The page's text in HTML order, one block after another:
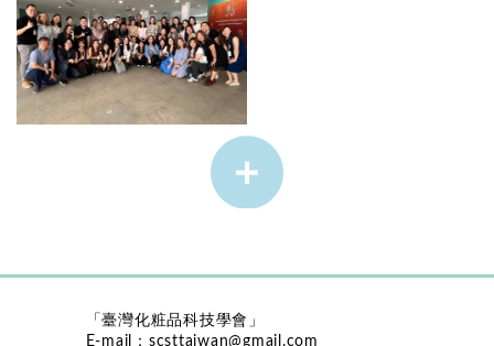
「臺灣化粧品科技學會」
E-mail： scsttaiwan@gmail.com